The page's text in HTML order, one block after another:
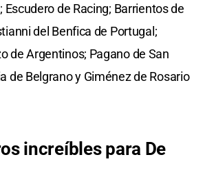
Escudero de Racing; Barrientos de
del Benfica de Portugal;
de Argentinos; Pagano de San
de Belgrano y Giménez de Rosario
increíbles para De